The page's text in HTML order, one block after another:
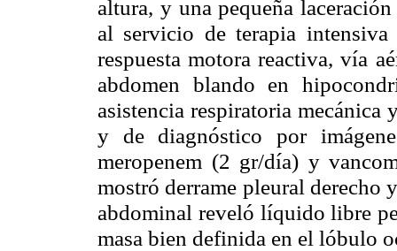
altura, y una pequeña
al servicio de terapia
respuesta motora reactiva, vía
abdomen blando en
asistencia respiratoria
y de diagnóstico por
meropenem (2 gr/día) y
mostró derrame pleural
abdominal reveló líquido libre
masa bien definida en el lóbulo